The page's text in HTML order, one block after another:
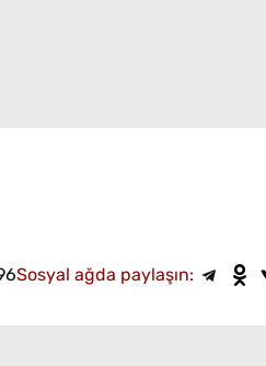
Sosyal ağda paylaşın: